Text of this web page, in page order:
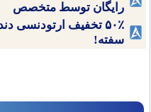
رایگان توسط متخصص
۵۰٪ تخفیف ارتودنسی
سفته!